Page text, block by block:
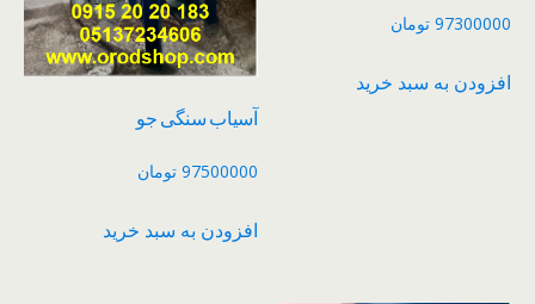
97300000 تومان
افزودن به سبد خرید
آسیاب سنگی جو
97500000 تومان
افزودن به سبد خرید